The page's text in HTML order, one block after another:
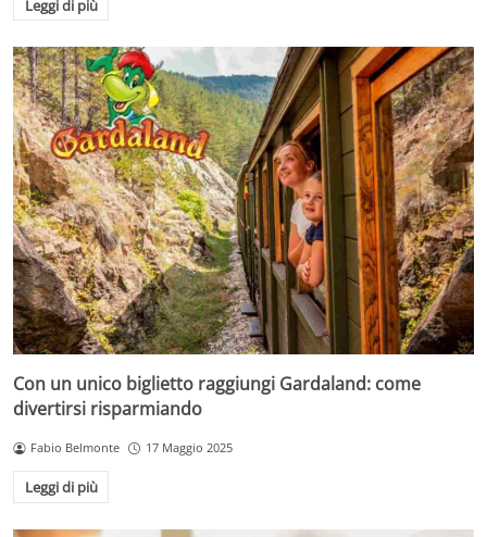
Leggi di più
Con un unico biglietto raggiungi Gardaland: come
divertirsi risparmiando
Fabio Belmonte 17 Maggio 2025
Leggi di più